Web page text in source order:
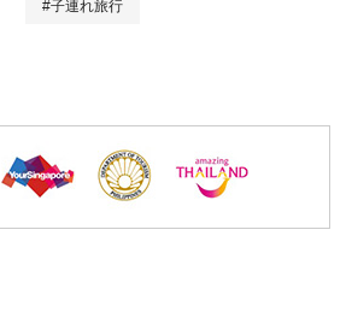
#子連れ旅行